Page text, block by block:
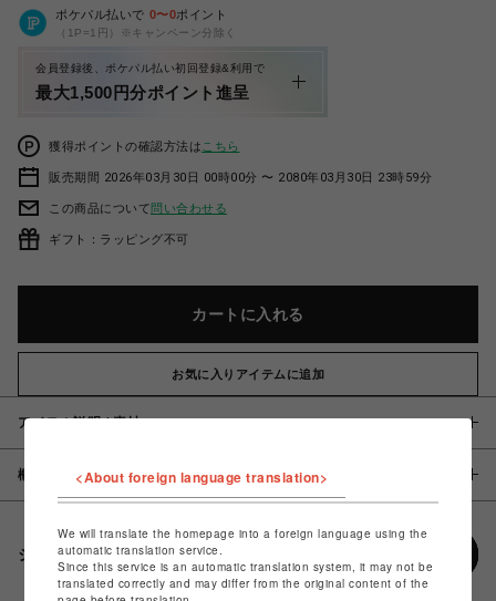
ポケパル払いで 0〜0ポイント
（1P=1円）※キャンペーン分除く
会員登録後、ポケパル払い初回登録&利用で
最大1,500円分ポイント進呈
獲得ポイントの確認方法は こちら
販売期間 2026年03月30日 00時00分 〜 2080年03月30日 23時59分
この商品について問い合わせる
ギフト：ラッピング不可
カートに入れる
お気に入りアイテムに追加
アイテム説明 / 素材
概要
シェアする
<About foreign language translation>
We will translate the homepage into a foreign language using the
automatic translation service.
Since this service is an automatic translation system, it may not be
translated correctly and may differ from the original content of the